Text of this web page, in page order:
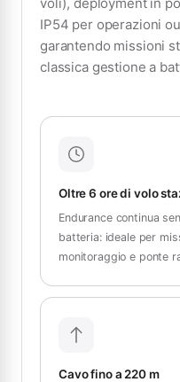
IP54 per operazioni
garantendo missioni
classica gestione a
Oltre 6 ore di volo
Endurance continua
batteria: ideale per
monitoraggio e ponte
Cavo fino a 220 m